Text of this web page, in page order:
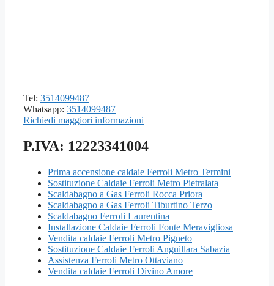
Tel: 3514099487
Whatsapp: 3514099487
Richiedi maggiori informazioni
P.IVA: 12223341004
Prima accensione caldaie Ferroli Metro Termini
Sostituzione Caldaie Ferroli Metro Pietralata
Scaldabagno a Gas Ferroli Rocca Priora
Scaldabagno a Gas Ferroli Tiburtino Terzo
Scaldabagno Ferroli Laurentina
Installazione Caldaie Ferroli Fonte Meravigliosa
Vendita caldaie Ferroli Metro Pigneto
Sostituzione Caldaie Ferroli Anguillara Sabazia
Assistenza Ferroli Metro Ottaviano
Vendita caldaie Ferroli Divino Amore